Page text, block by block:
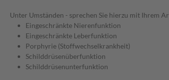
Unter Umständen - sprechen Sie hierzu mit Ihrem
Eingeschränkte Nierenfunktion
Eingeschränkte Leberfunktion
Porphyrie (Stoffwechselkrankheit)
Schilddrüsenüberfunktion
Schilddrüsenunterfunktion